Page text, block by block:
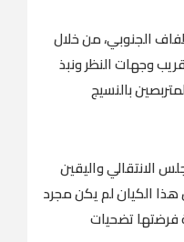
الجنوبي، من خلال
وجهات النظر ونبذ
بالنسيج
الانتقالي واليقين
الكيان لم يكن مجرد
فرضتها تضحيات